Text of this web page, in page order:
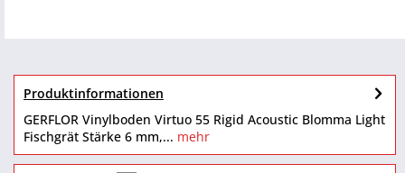
Produktinformationen
GERFLOR Vinylboden Virtuo 55 Rigid Acoustic Blomma Light
Fischgrät Stärke 6 mm,... mehr